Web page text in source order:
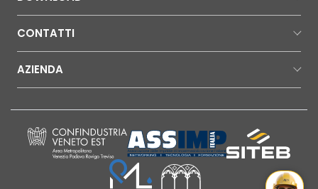
CONTATTI
AZIENDA